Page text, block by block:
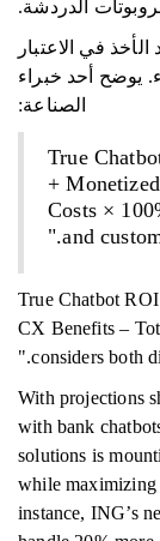
الدردشة.
في الاعتبار
يوضح أحد خبراء
الصناعة:
"True
+
Costs ×
and
"True Chatbot
CX Benefits –
considers both
With projections
with bank
solutions is
while maximizing
instance, ING’s